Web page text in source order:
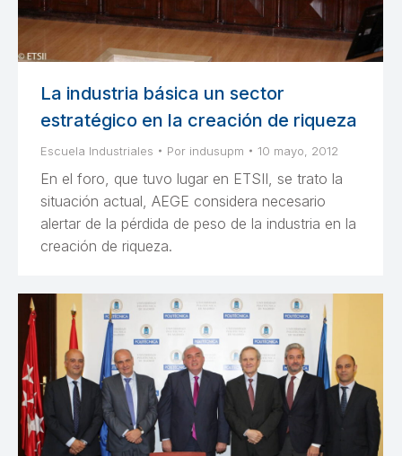
La industria básica un sector
estratégico en la creación de riqueza
Escuela Industriales Por indusupm 10 mayo, 2012
En el foro, que tuvo lugar en ETSII, se trato la
situación actual, AEGE considera necesario
alertar de la pérdida de peso de la industria en la
creación de riqueza.